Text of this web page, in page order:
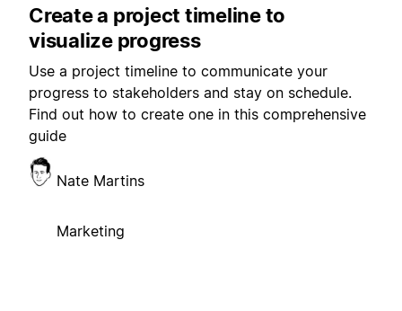
Create a project timeline to
visualize progress
Use a project timeline to communicate your
progress to stakeholders and stay on schedule.
Find out how to create one in this comprehensive
guide
Nate Martins
Marketing